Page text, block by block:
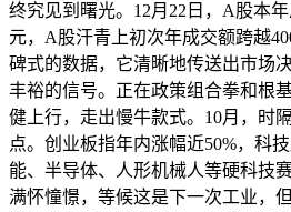
终究见到曙光。12月22日，A股本
元，A股汗青上初次年成交额跨越
碑式的数据，它清晰地传送出市场
丰裕的信号。正在政策组合拳和根
健上行，走出慢牛款式。10月，时
点。创业板指年内涨幅近50%，科
能、半导体、人形机械人等硬科技
满怀憧憬，等候这是下一次工业，